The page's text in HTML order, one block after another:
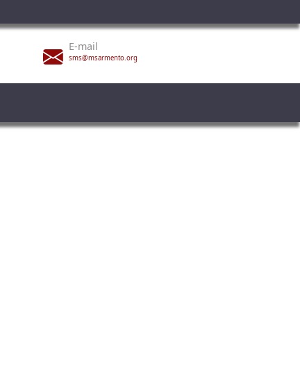
E-mail
sms@msarmento.org